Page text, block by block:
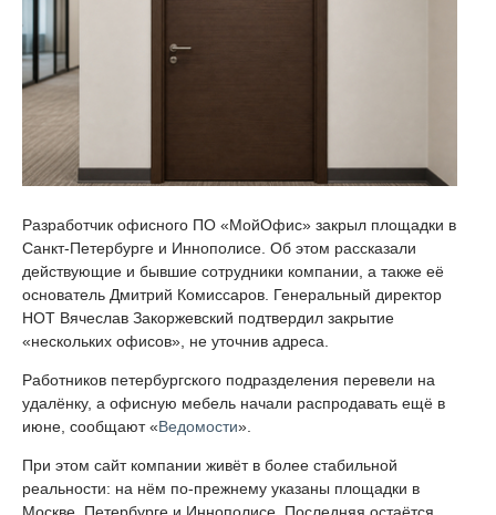
Разработчик офисного ПО «МойОфис» закрыл площадки в
Санкт-Петербурге и Иннополисе. Об этом рассказали
действующие и бывшие сотрудники компании, а также её
основатель Дмитрий Комиссаров. Генеральный директор
НОТ Вячеслав Закоржевский подтвердил закрытие
«нескольких офисов», не уточнив адреса.
Работников петербургского подразделения перевели на
удалёнку, а офисную мебель начали распродавать ещё в
июне, сообщают «Ведомости».
При этом сайт компании живёт в более стабильной
реальности: на нём по-прежнему указаны площадки в
Москве, Петербурге и Иннополисе. Последняя остаётся